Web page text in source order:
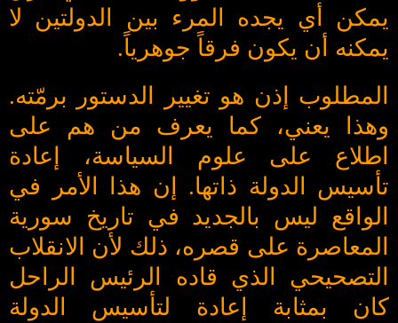
يمكن أي يجده المرء بين الدولتين لا
يمكنه أن يكون فرقاً جوهرياً.
المطلوب إذن هو تغيير الدستور برمّته.
وهذا يعني، كما يعرف من هم على
اطلاع على علوم السياسة، إعادة
تأسيس الدولة ذاتها. إن هذا الأمر في
الواقع ليس بالجديد في تاريخ سورية
المعاصرة على قصره، ذلك لأن الانقلاب
التصحيحي الذي قاده الرئيس الراحل
كان بمثابة إعادة لتأسيس الدولة